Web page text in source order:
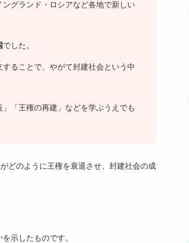
グランド・ロシアなど各地で新しい
でした。
ることで、やがて封建社会という中
「王権の再建」などを学ぶうえでも
どのように王権を衰退させ、封建社会の成
示したものです。